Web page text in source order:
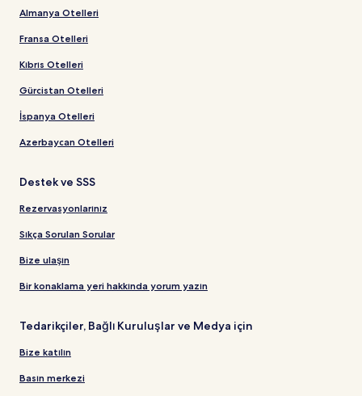
Almanya Otelleri
Fransa Otelleri
Kıbrıs Otelleri
Gürcistan Otelleri
İspanya Otelleri
Azerbaycan Otelleri
Destek ve SSS
Rezervasyonlarınız
Sıkça Sorulan Sorular
Bize ulaşın
Bir konaklama yeri hakkında yorum yazın
Tedarikçiler, Bağlı Kuruluşlar ve Medya için
Bize katılın
Basın merkezi